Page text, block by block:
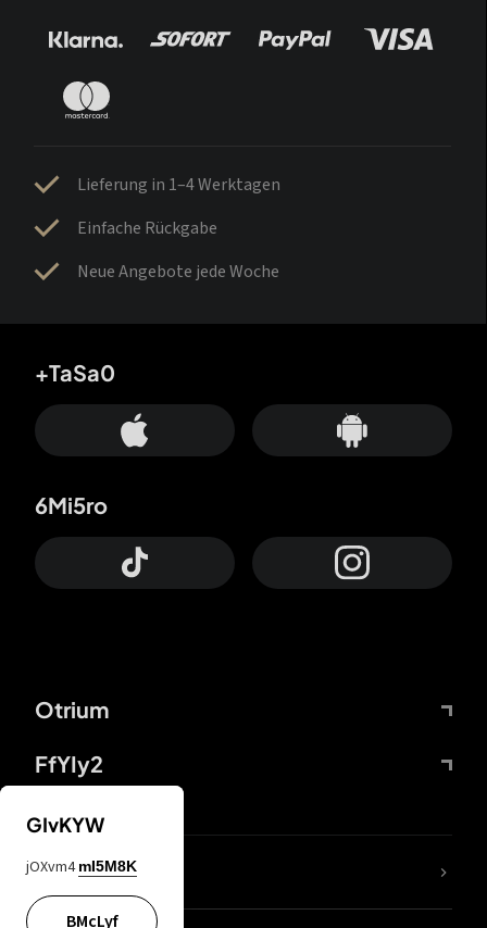
Lieferung in 1–4 Werktagen
Einfache Rückgabe
Neue Angebote jede Woche
Otrium
FfYIy2
+TaSa0
6Mi5ro
DDcvSo
GIvKYW
jOXvm4 mI5M8K
BMcLyf